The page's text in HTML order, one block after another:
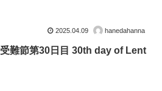
2025.04.09 hanedahanna
受難節第30日目 30th day of Lent